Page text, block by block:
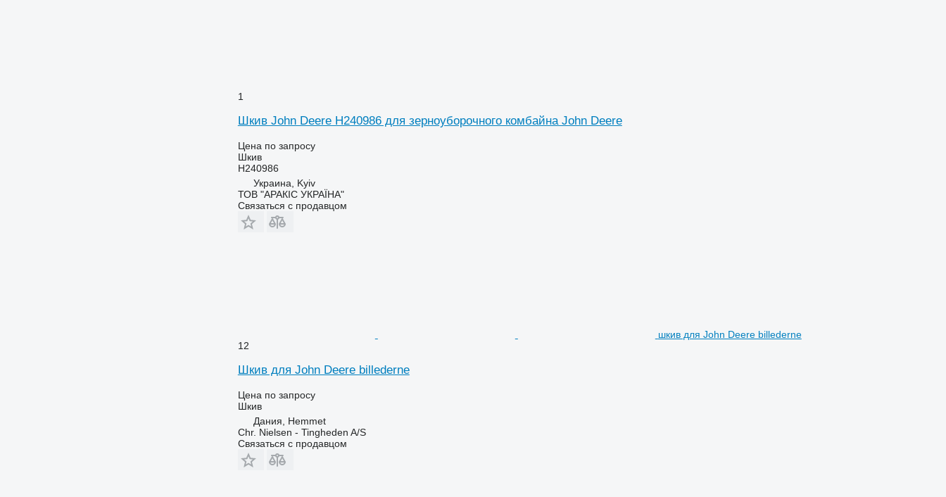
1
Шкив John Deere H240986 для зерноуборочного комбайна John Deere
Цена по запросу
Шкив
H240986
Украина, Kyiv
ТОВ "АРАКІС УКРАЇНА"
Связаться с продавцом
шкив для John Deere billederne
12
Шкив для John Deere billederne
Цена по запросу
Шкив
Дания, Hemmet
Chr. Nielsen - Tingheden A/S
Связаться с продавцом